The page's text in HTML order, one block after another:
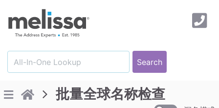
批量全球名称检查